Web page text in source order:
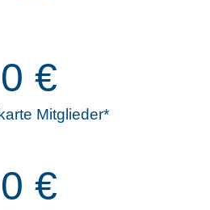
0 €
Mitglieder*
0 €